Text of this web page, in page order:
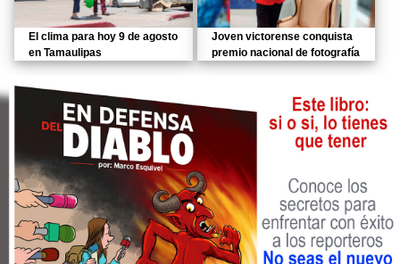
El clima para hoy 9 de agosto
en Tamaulipas
Joven victorense conquista
premio nacional de fotografía